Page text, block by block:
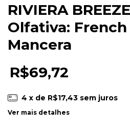
RIVIERA
Olfativa: French
Mancera
R$69,72
4 x de R$17,43 sem juros
Ver mais detalhes